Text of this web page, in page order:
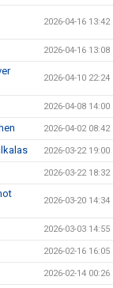
2026-04-16 13:42
2026-04-16 13:08
2026-04-10 22:24
2026-04-08 14:00
2026-04-02 08:42
2026-03-22 19:00
2026-03-22 18:32
2026-03-20 14:34
2026-03-03 14:55
2026-02-16 16:05
2026-02-14 00:26